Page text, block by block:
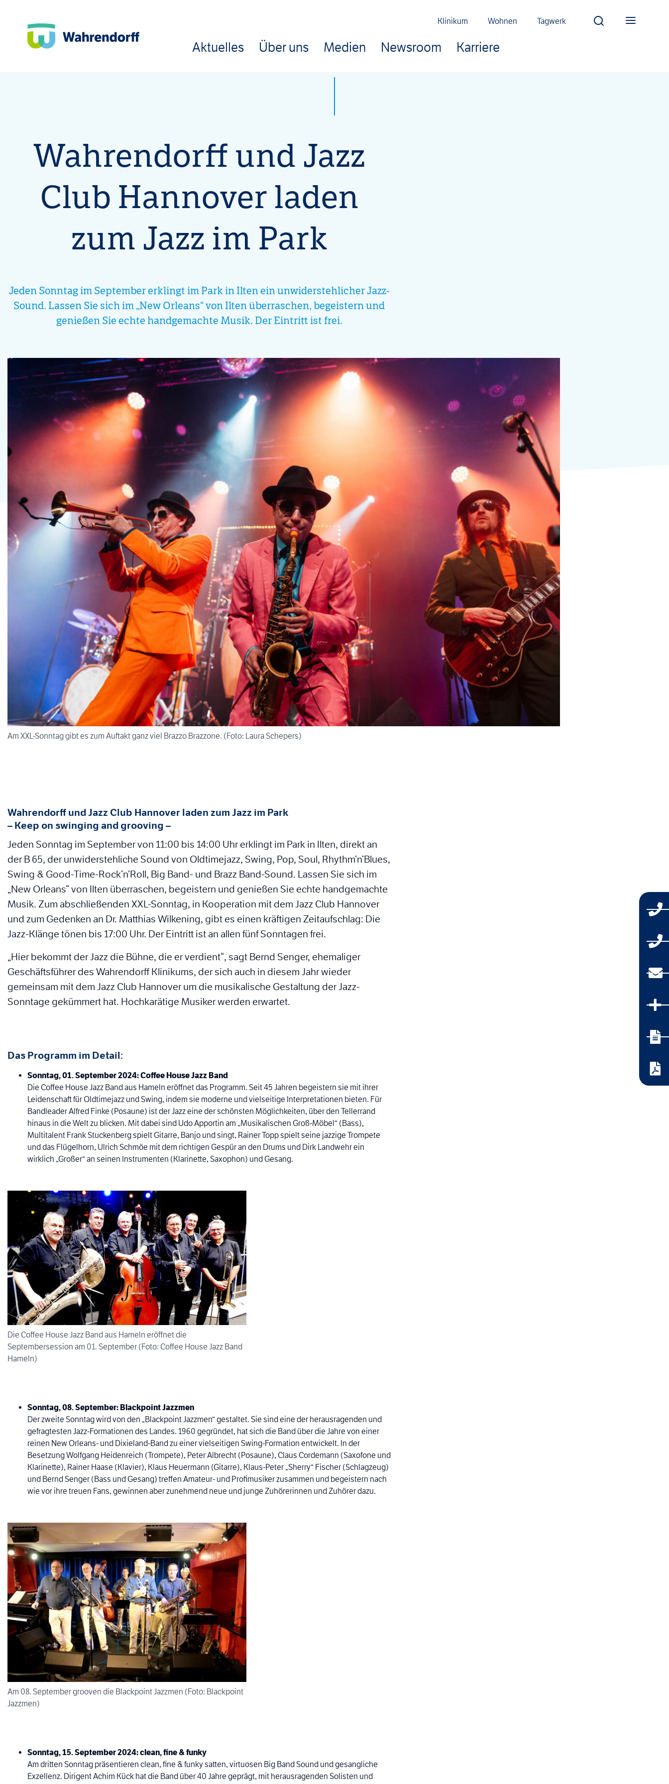
Klinikum Wohnen Tagwerk
Aktuelles Über uns Medien Newsroom Karriere
Wahrendorff Blog
Wahrendorff und Jazz
Club Hannover laden
zum Jazz im Park
Jeden Sonntag im September erklingt im Park in Ilten ein unwiderstehlicher Jazz-
Sound. Lassen Sie sich im „New Orleans“ von Ilten überraschen, begeistern und
genießen Sie echte handgemachte Musik. Der Eintritt ist frei.
Am XXL-Sonntag gibt es zum Auftakt ganz viel Brazzo Brazzone. (Foto: Laura Schepers)
Wahrendorff und Jazz Club Hannover laden zum Jazz im Park
– Keep on swinging and grooving –
Jeden Sonntag im September von 11:00 bis 14:00 Uhr erklingt im Park in Ilten, direkt an
der B 65, der unwiderstehliche Sound von Oldtimejazz, Swing, Pop, Soul, Rhythm‘n‘Blues,
Swing & Good-Time-Rock‘n’Roll, Big Band- und Brazz Band-Sound. Lassen Sie sich im
„New Orleans“ von Ilten überraschen, begeistern und genießen Sie echte handgemachte
Musik. Zum abschließenden XXL-Sonntag, in Kooperation mit dem Jazz Club Hannover
und zum Gedenken an Dr. Matthias Wilkening, gibt es einen kräftigen Zeitaufschlag: Die
Jazz-Klänge tönen bis 17:00 Uhr. Der Eintritt ist an allen fünf Sonntagen frei.
„Hier bekommt der Jazz die Bühne, die er verdient“, sagt Bernd Senger, ehemaliger
Geschäftsführer des Wahrendorff Klinikums, der sich auch in diesem Jahr wieder
gemeinsam mit dem Jazz Club Hannover um die musikalische Gestaltung der Jazz-
Sonntage gekümmert hat. Hochkarätige Musiker werden erwartet.
Das Programm im Detail:
Sonntag, 01. September 2024: Coffee House Jazz Band
Die Coffee House Jazz Band aus Hameln eröffnet das Programm. Seit 45 Jahren begeistern sie mit ihrer
Leidenschaft für Oldtimejazz und Swing, indem sie moderne und vielseitige Interpretationen bieten. Für
Bandleader Alfred Finke (Posaune) ist der Jazz eine der schönsten Möglichkeiten, über den Tellerrand
hinaus in die Welt zu blicken. Mit dabei sind Udo Apportin am „Musikalischen Groß-Möbel“ (Bass),
Multitalent Frank Stuckenberg spielt Gitarre, Banjo und singt, Rainer Topp spielt seine jazzige Trompete
und das Flügelhorn, Ulrich Schmöe mit dem richtigen Gespür an den Drums und Dirk Landwehr ein
wirklich „Großer“ an seinen Instrumenten (Klarinette, Saxophon) und Gesang.
Die Coffee House Jazz Band aus Hameln eröffnet die
Septembersession am 01. September (Foto: Coffee House Jazz Band
Hameln)
Sonntag, 08. September: Blackpoint Jazzmen
Der zweite Sonntag wird von den „Blackpoint Jazzmen“ gestaltet. Sie sind eine der herausragenden und
gefragtesten Jazz-Formationen des Landes. 1960 gegründet, hat sich die Band über die Jahre von einer
reinen New Orleans- und Dixieland-Band zu einer vielseitigen Swing-Formation entwickelt. In der
Besetzung Wolfgang Heidenreich (Trompete), Peter Albrecht (Posaune), Claus Cordemann (Saxofone und
Klarinette), Rainer Haase (Klavier), Klaus Heuermann (Gitarre), Klaus-Peter „Sherry“ Fischer (Schlagzeug)
und Bernd Senger (Bass und Gesang) treffen Amateur- und Profimusiker zusammen und begeistern nach
wie vor ihre treuen Fans, gewinnen aber zunehmend neue und junge Zuhörerinnen und Zuhörer dazu.
Am 08. September grooven die Blackpoint Jazzmen (Foto: Blackpoint
Jazzmen)
Sonntag, 15. September 2024: clean, fine & funky
Am dritten Sonntag präsentieren clean, fine & funky satten, virtuosen Big Band Sound und gesangliche
Exzellenz. Dirigent Achim Kück hat die Band über 40 Jahre geprägt, mit herausragenden Solisten und